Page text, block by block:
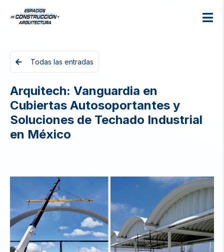
Todas las entradas
Arquitech: Vanguardia en
Cubiertas Autosoportantes y
Soluciones de Techado Industrial
en México